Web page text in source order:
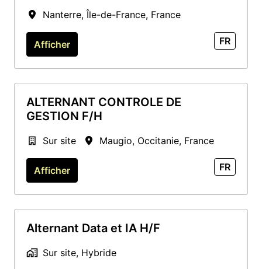
Nanterre, Île-de-France, France
Afficher FR
ALTERNANT CONTROLE DE
GESTION F/H
Sur site Maugio, Occitanie, France
Afficher FR
Alternant Data et IA H/F
Sur site, Hybride